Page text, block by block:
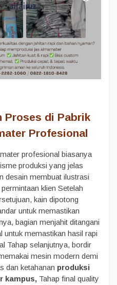
Proses di Pabrik
Profesional
profesional biasanya
produksi yang jelas
desain membuat ilustrasi
klien Setelah
kain dipotong
untuk memastikan
bagian menjahit ditangani
untuk memastikan hasil rapi
Tahap selanjutnya, bordir
mesin modern demi
dan ketahanan produksi
kampus, Tahap final quality